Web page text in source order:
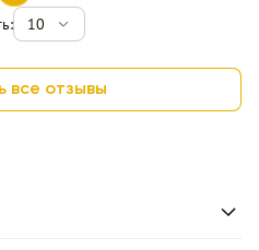
10
все отзывы